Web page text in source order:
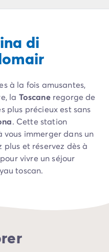
di
à la fois amusantes,
la Toscaneregorge de
plus précieux est sans
. Cette station
vous immerger dans un
et réservez dès à
pour vivre un séjour
toscan.